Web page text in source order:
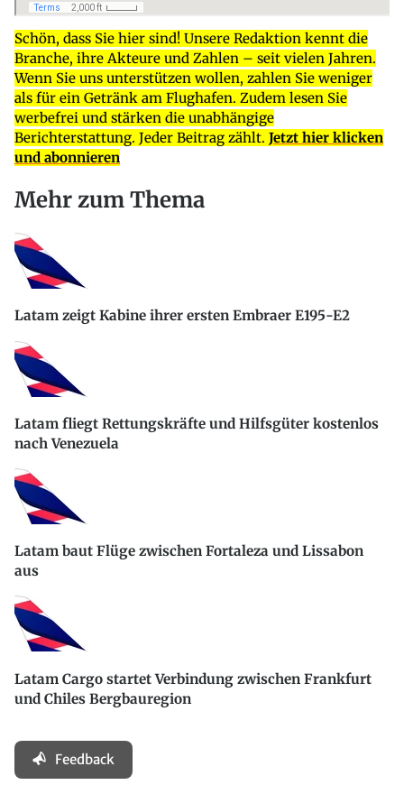
Schön, dass Sie hier sind! Unsere Redaktion kennt die
Branche, ihre Akteure und Zahlen – seit vielen Jahren.
Wenn Sie uns unterstützen wollen, zahlen Sie weniger
als für ein Getränk am Flughafen. Zudem lesen Sie
werbefrei und stärken die unabhängige
Berichterstattung. Jeder Beitrag zählt. Jetzt hier klicken
und abonnieren
Mehr zum Thema
Latam zeigt Kabine ihrer ersten Embraer E195-E2
Latam fliegt Rettungskräfte und Hilfsgüter kostenlos
nach Venezuela
Latam baut Flüge zwischen Fortaleza und Lissabon
aus
Latam Cargo startet Verbindung zwischen Frankfurt
und Chiles Bergbauregion
Feedback